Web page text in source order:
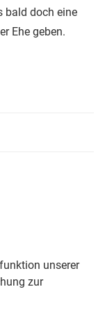
bald doch eine
Ehe geben.
unserer
zur